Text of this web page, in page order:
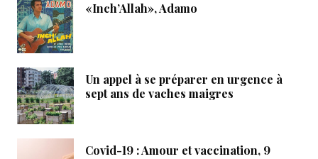
«Inch’Allah», Adamo
Un appel à se préparer en urgence à
sept ans de vaches maigres
Covid-19 : Amour et vaccination, 9